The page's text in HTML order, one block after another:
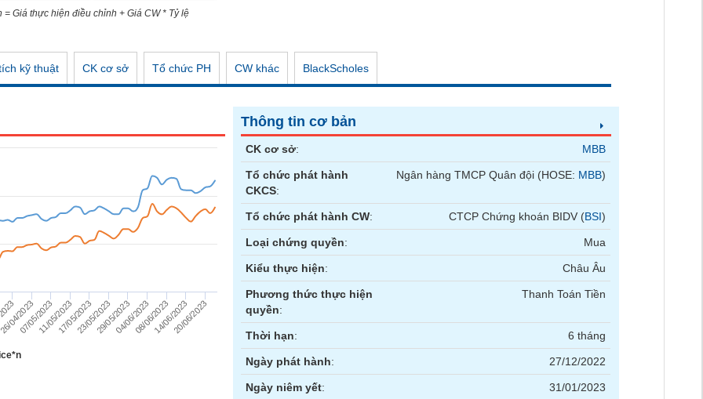
Giá thực hiện điều chỉnh + Giá CW * Tỷ lệ
kỹ thuật CK cơ sở Tổ chức PH CW khác BlackScholes
04/2023
07/05/202311/05/202317/05/202323/05/202329/05/202304/06/202308/06/202314/06/202320/06/2023
Thông tin cơ bản
CK cơ sở: MBB
Tổ chức phát hành
CKCS:
Ngân hàng TMCP Quân đội (HOSE: MBB)
Tổ chức phát hành CW: CTCP Chứng khoán BIDV (BSI)
Loại chứng quyền: Mua
Kiểu thực hiện: Châu Âu
Phương thức thực hiện
quyền:
Thanh Toán Tiền
Thời hạn: 6 tháng
Ngày phát hành: 27/12/2022
Ngày niêm yết: 31/01/2023